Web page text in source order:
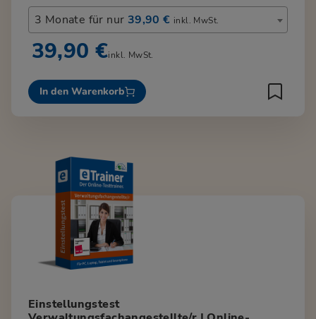
3 Monate für nur 39,90 € inkl. MwSt.
39,90 €inkl. MwSt.
In den Warenkorb
Einstellungstest